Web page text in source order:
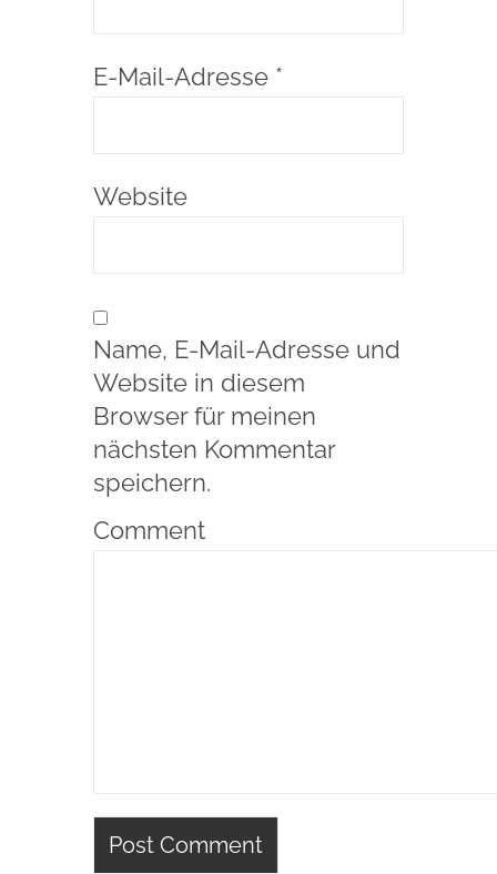
E-Mail-Adresse *
Website
Name, E-Mail-Adresse und
Website in diesem
Browser für meinen
nächsten Kommentar
speichern.
Comment